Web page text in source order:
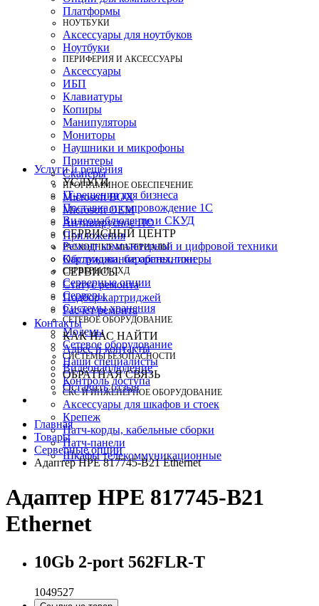
Платформы
НОУТБУКИ
Аксессуары для ноутбуков
Ноутбуки
ПЕРИФЕРИЯ И АКСЕССУАРЫ
Аксессуары
ИБП
Клавиатуры
Копиры
Манипуляторы
Мониторы
Наушники и микрофоны
Принтеры
Сканеры
ПРОГРАММНОЕ ОБЕСПЕЧЕНИЕ
Microsoft BOX
Microsoft OEM
Антивирусное ПО
Приложения
РАСХОДНЫЕ МАТЕРИАЛЫ
Картриджи, барабаны, тонеры
СЕРВЕРЫ И СХД
Серверные опции
Серверы
Системы хранения
СЕТЕВОЕ ОБОРУДОВАНИЕ
Модемы
Сетевое оборудование
СИСТЕМЫ БЕЗОПАСНОСТИ
Видеонаблюдение
Контроль доступа
СКС И ИНЖЕНЕРНОЕ ОБОРУДОВАНИЕ
Аксессуары для шкафов и стоек
Крепеж
Патч-корды, кабельные сборки
Патч-панели
Шкафы телекоммуникационные
Услуги и решения
УСЛУГИ
IT-решения для бизнеса
Поставка и сопровождение 1C
Видеонаблюдение и СКУД
СЕРВИСНЫЙ ЦЕНТР
Ремонт компьютерной и цифровой техники
Обслуживание оргтехники
СЕРВИСЫ
Статус ремонта
Подбор картриджей
Расчет ремонта
Контакты
КАК НАС НАЙТИ
Адрес и контакты
Наши специалисты
ОБРАТНАЯ СВЯЗЬ
Оставить отзыв
Главная
Товары
Серверные опции
Адаптер HPE 817745-B21 Ethernet
Адаптер HPE 817745-B21
Ethernet
10Gb 2-port 562FLR-T
1049527